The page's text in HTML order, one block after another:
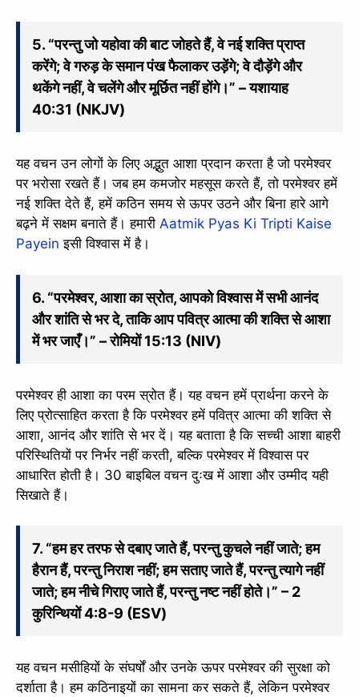
5. “परन्तु जो यहोवा की बाट जोहते हैं, वे नई शक्ति प्राप्त
करेंगे; वे गरुड़ के समान पंख फैलाकर उड़ेंगे; वे दौड़ेंगे और
थकेंगे नहीं, वे चलेंगे और मूर्छित नहीं होंगे।” – यशायाह
40:31 (NKJV)
यह वचन उन लोगों के लिए अद्भुत आशा प्रदान करता है जो परमेश्वर
पर भरोसा रखते हैं। जब हम कमजोर महसूस करते हैं, तो परमेश्वर हमें
नई शक्ति देते हैं, हमें कठिन समय से ऊपर उठने और बिना हारे आगे
बढ़ने में सक्षम बनाते हैं। हमारी Aatmik Pyas Ki Tripti Kaise
Payein इसी विश्वास में है।
6. “परमेश्वर, आशा का स्रोत, आपको विश्वास में सभी आनंद
और शांति से भर दे, ताकि आप पवित्र आत्मा की शक्ति से आशा
में भर जाएँ।” – रोमियों 15:13 (NIV)
परमेश्वर ही आशा का परम स्रोत हैं। यह वचन हमें प्रार्थना करने के
लिए प्रोत्साहित करता है कि परमेश्वर हमें पवित्र आत्मा की शक्ति से
आशा, आनंद और शांति से भर दें। यह बताता है कि सच्ची आशा बाहरी
परिस्थितियों पर निर्भर नहीं करती, बल्कि परमेश्वर में विश्वास पर
आधारित होती है। 30 बाइबिल वचन दुःख में आशा और उम्मीद यही
सिखाते हैं।
7. “हम हर तरफ से दबाए जाते हैं, परन्तु कुचले नहीं जाते; हम
हैरान हैं, परन्तु निराश नहीं; हम सताए जाते हैं, परन्तु त्यागे नहीं
जाते; हम नीचे गिराए जाते हैं, परन्तु नष्ट नहीं होते।” – 2
कुरिन्थियों 4:8-9 (ESV)
यह वचन मसीहियों के संघर्षों और उनके ऊपर परमेश्वर की सुरक्षा को
दर्शाता है। हम कठिनाइयों का सामना कर सकते हैं, लेकिन परमेश्वर